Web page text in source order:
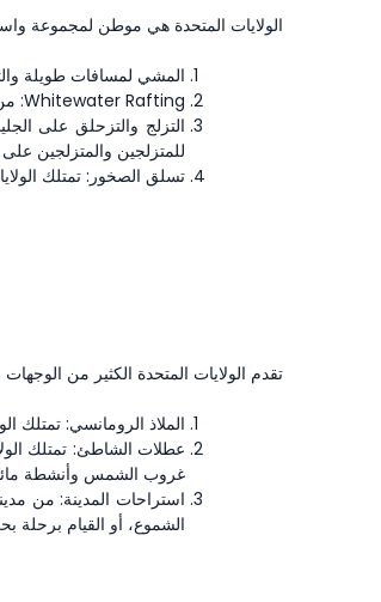
الولايات المتحدة هي موطن لمجموعة
المشي لمسافات طويلة
Whitewater Rafting: من نهر كولورادو إلى نهر الأفعى، تمتلك الولايات المتحدة بعضًا من أفضل طوافات المياه البيضاء في العالم.
للمتزلجين والمتزلجين على
تسلق الصخور: تمتلك
تقدم الولايات المتحدة الكثير من
الملاذ الرومانسي: تمتلك
عطلات الشاطئ: تمتلك
غروب الشمس وأنشطة
استراحات المدينة: من
الشموع، أو القيام